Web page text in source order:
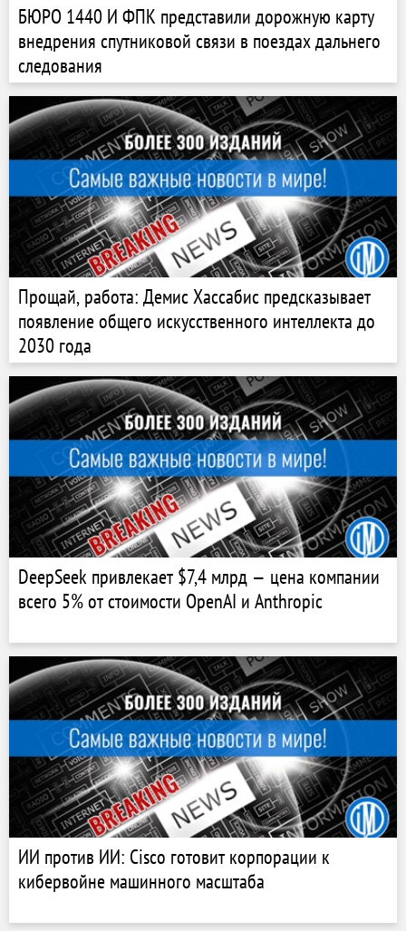
БЮРО 1440 И ФПК представили дорожную карту
внедрения спутниковой связи в поездах дальнего
следования
Прощай, работа: Демис Хассабис предсказывает
появление общего искусственного интеллекта до
2030 года
DeepSeek привлекает $7,4 млрд — цена компании
всего 5% от стоимости OpenAI и Anthropic
ИИ против ИИ: Cisco готовит корпорации к
кибервойне машинного масштаба